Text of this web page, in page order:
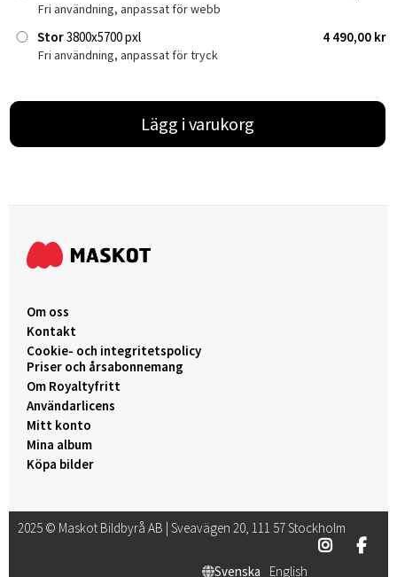
Fri användning, anpassat för webb
Stor3800x5700 pxl 4 490,00 kr
Fri användning, anpassat för tryck
Lägg i varukorg
Om oss
Kontakt
Cookie- och integritetspolicy
Priser och årsabonnemang
Om Royaltyfritt
Användarlicens
Mitt konto
Mina album
Köpa bilder
2025 © Maskot Bildbyrå AB | Sveavägen 20, 111 57 Stockholm
Svenska English